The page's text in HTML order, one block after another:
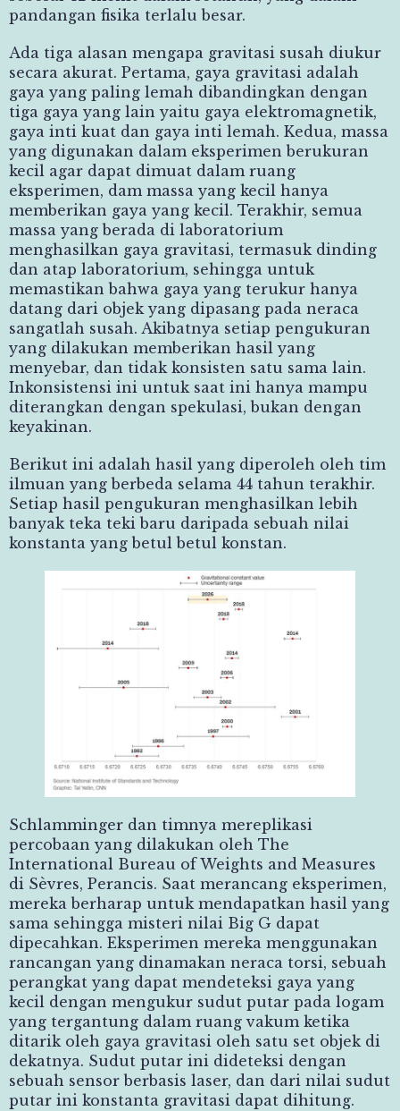
pandangan fisika terlalu besar.
Ada tiga alasan mengapa gravitasi susah diukur
secara akurat. Pertama, gaya gravitasi adalah
gaya yang paling lemah dibandingkan dengan
tiga gaya yang lain yaitu gaya elektromagnetik,
gaya inti kuat dan gaya inti lemah. Kedua, massa
yang digunakan dalam eksperimen berukuran
kecil agar dapat dimuat dalam ruang
eksperimen, dam massa yang kecil hanya
memberikan gaya yang kecil. Terakhir, semua
massa yang berada di laboratorium
menghasilkan gaya gravitasi, termasuk dinding
dan atap laboratorium, sehingga untuk
memastikan bahwa gaya yang terukur hanya
datang dari objek yang dipasang pada neraca
sangatlah susah. Akibatnya setiap pengukuran
yang dilakukan memberikan hasil yang
menyebar, dan tidak konsisten satu sama lain.
Inkonsistensi ini untuk saat ini hanya mampu
diterangkan dengan spekulasi, bukan dengan
keyakinan.
Berikut ini adalah hasil yang diperoleh oleh tim
ilmuan yang berbeda selama 44 tahun terakhir.
Setiap hasil pengukuran menghasilkan lebih
banyak teka teki baru daripada sebuah nilai
konstanta yang betul betul konstan.
Schlamminger dan timnya mereplikasi
percobaan yang dilakukan oleh The
International Bureau of Weights and Measures
di Sèvres, Perancis. Saat merancang eksperimen,
mereka berharap untuk mendapatkan hasil yang
sama sehingga misteri nilai Big G dapat
dipecahkan. Eksperimen mereka menggunakan
rancangan yang dinamakan neraca torsi, sebuah
perangkat yang dapat mendeteksi gaya yang
kecil dengan mengukur sudut putar pada logam
yang tergantung dalam ruang vakum ketika
ditarik oleh gaya gravitasi oleh satu set objek di
dekatnya. Sudut putar ini dideteksi dengan
sebuah sensor berbasis laser, dan dari nilai sudut
putar ini konstanta gravitasi dapat dihitung.